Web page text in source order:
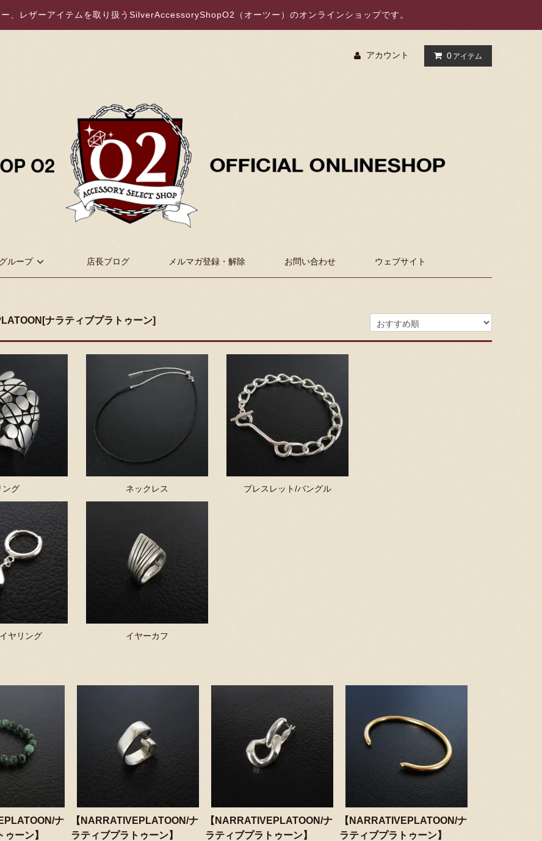
、レザーアイテムを取り扱うSilverAccessoryShopO2（オーツー）のオンラインショップです。
アカウント 0 アイテム
グループ 店長ブログ メルマガ登録・解除 お問い合わせ ウェブサイト
ナラティブプラトゥーン]
ング ネックレス ブレスレット/バングル
ヤリング イヤーカフ
ナ
ーン】
【NARRATIVEPLATOON/ナ
ラティブプラトゥーン】
【NARRATIVEPLATOON/ナ
ラティブプラトゥーン】
【NARRATIVEPLATOON/ナ
ラティブプラトゥーン】